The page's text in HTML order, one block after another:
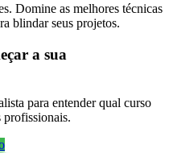
Domine as melhores técnicas
blindar seus projetos.
a sua
para entender qual curso
profissionais.